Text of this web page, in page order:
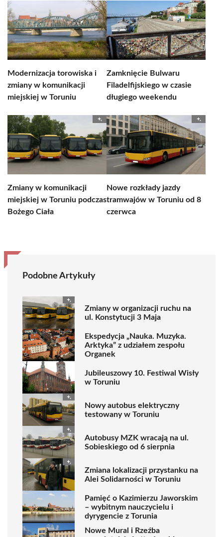
Modernizacja torowiska i
zmiany w komunikacji
miejskiej w Toruniu
Zamknięcie Bulwaru
Filadelfijskiego w czasie
długiego weekendu
Zmiany w komunikacji
miejskiej w Toruniu podczas
Bożego Ciała
Nowe rozkłady jazdy
tramwajów w Toruniu od 8
czerwca
Podobne Artykuły
Zmiany w organizacji ruchu na
ul. Konstytucji 3 Maja
Ekspedycja „Nauka. Muzyka.
Arktyka” z udziałem zespołu
Organek
Jubileuszowy 10. Festiwal Wisły
w Toruniu
Nowy autobus elektryczny
testowany w Toruniu
Autobusy MZK wracają na ul.
Sobieskiego od 6 sierpnia
Zmiana lokalizacji przystanku na
Alei Solidarności w Toruniu
Pamięć o Kazimierzu Jaworskim
– wybitnym nauczycielu i
dyrygencie z Torunia
Nowe Mural i Rzeźba